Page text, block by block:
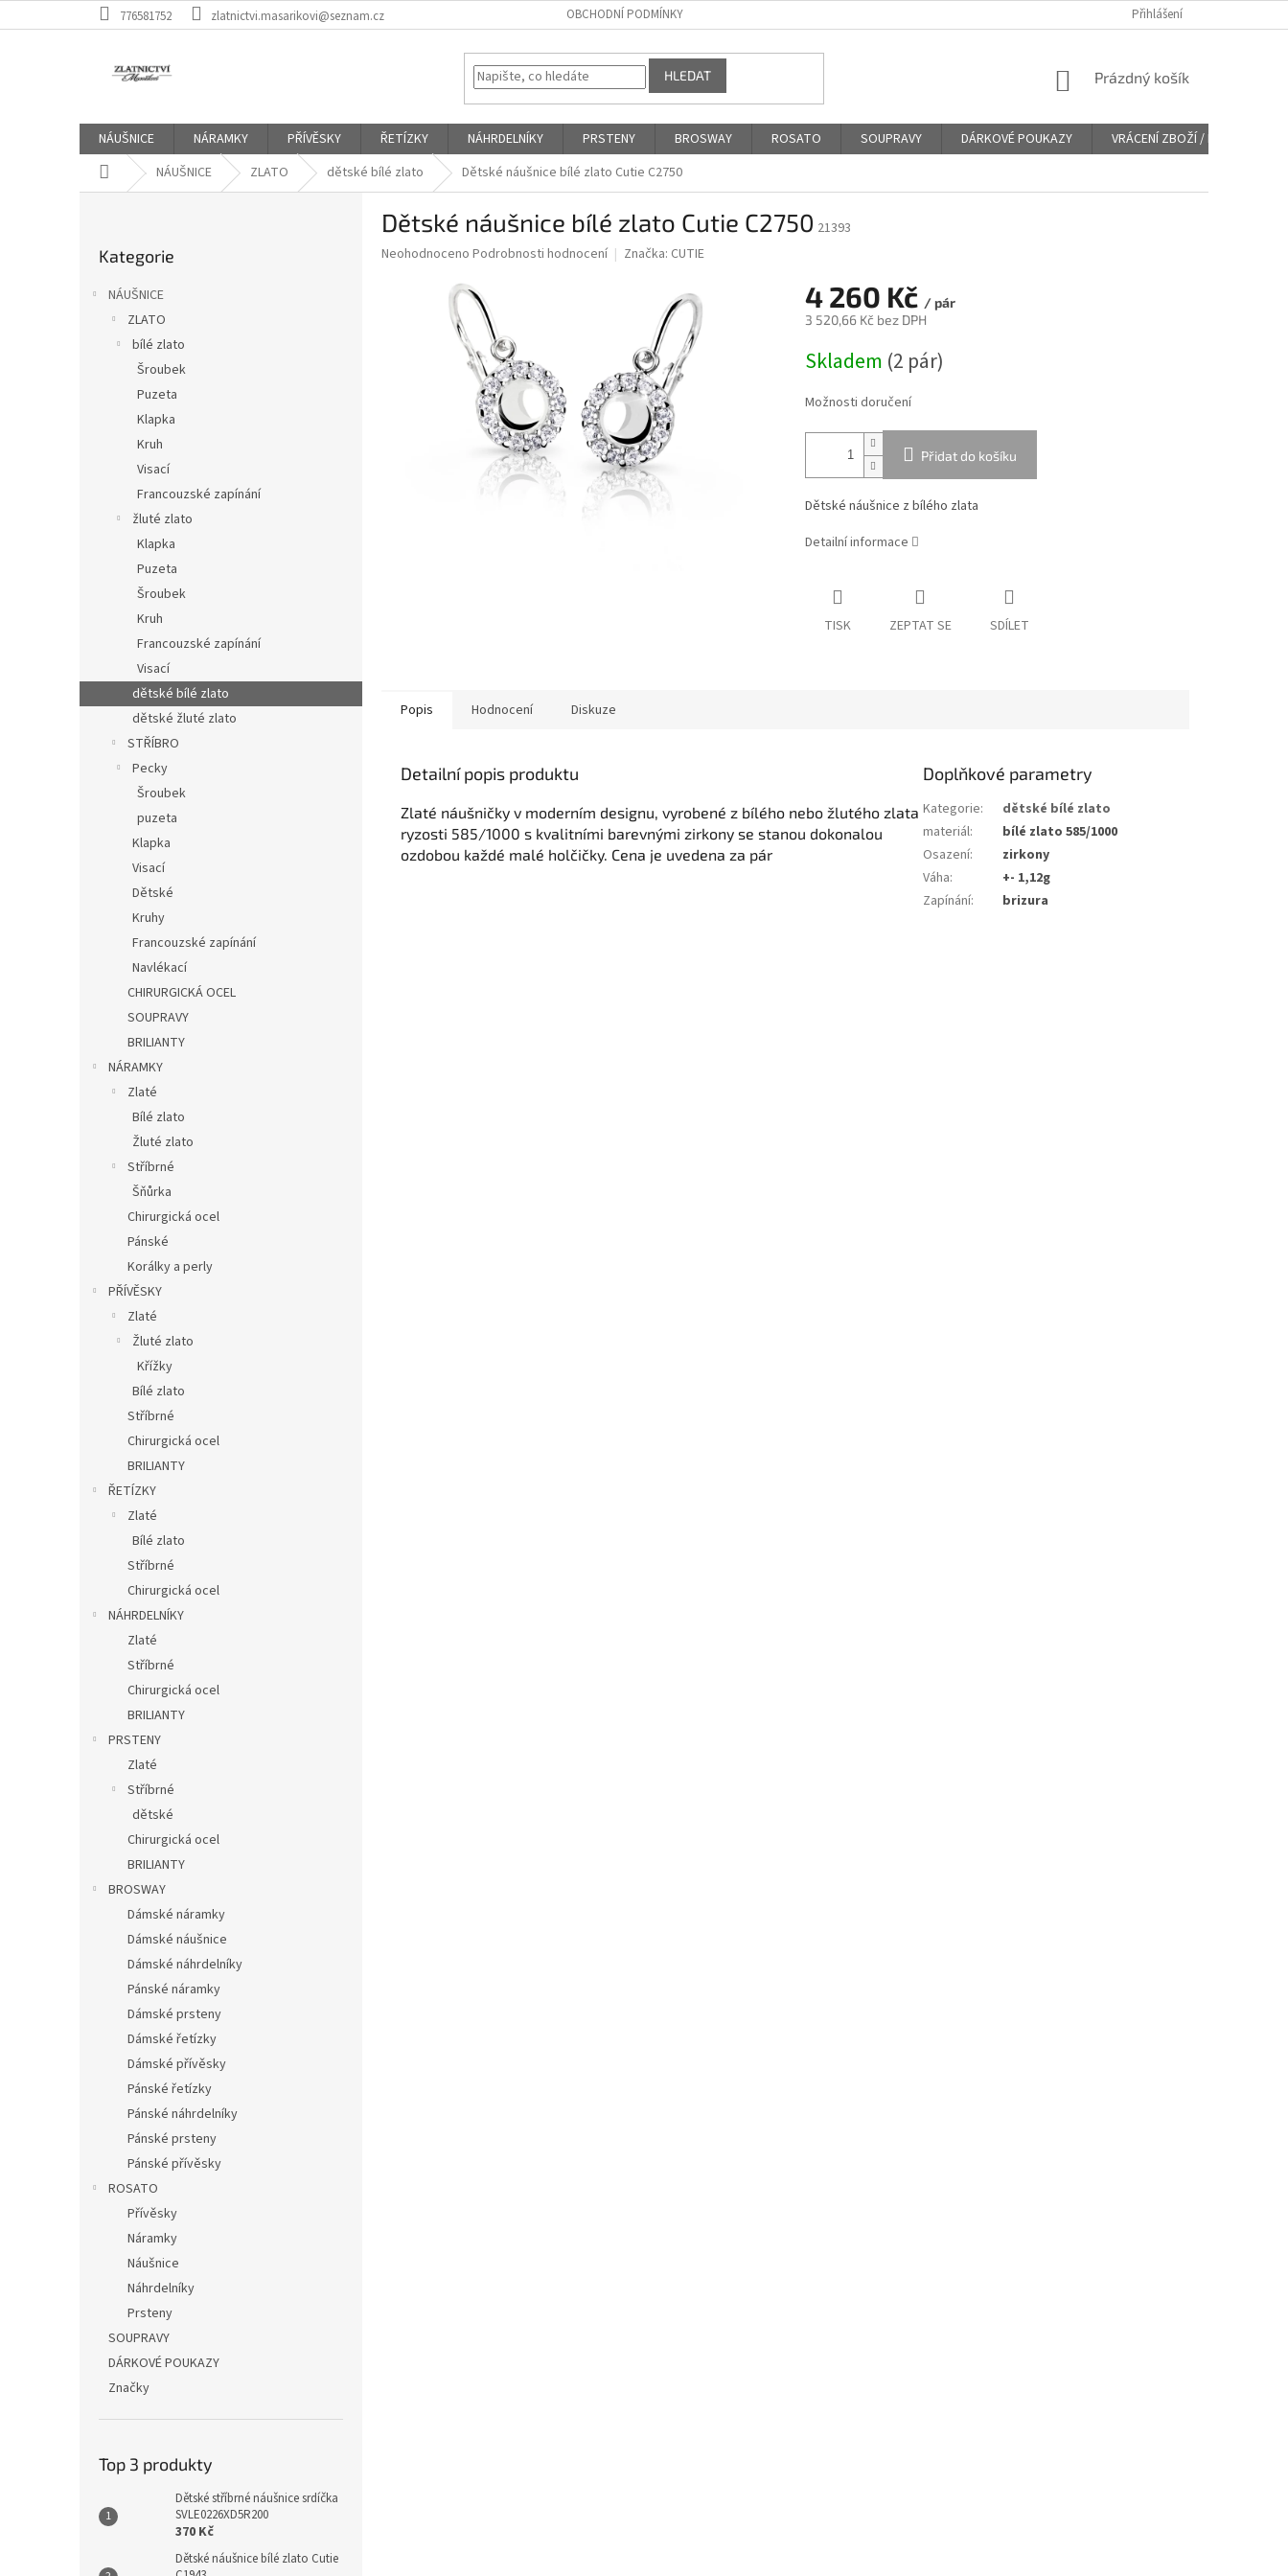
na
776581752 zlatnictvi.masarikovi@seznam.cz OBCHODNÍ PODMÍNKY Přihlášení
HLEDAT
NÁKUPNÍ
Prázdný košík
NÁUŠNICE NÁRAMKY PŘÍVĚSKY ŘETÍZKY NÁHRDELNÍKY PRSTENY BROSWAY ROSATO SOUPRAVY DÁRKOVÉ POUKAZY
VRÁCENÍ ZBOŽÍ / REKLAMACE
Domů NÁUŠNICE ZLATO dětské bílé zlato Dětské náušnice bílé zlato Cutie C2750
kategorie
Kategorie
NÁUŠNICE
ZLATO
bílé zlato
Šroubek
Puzeta
Klapka
Kruh
Visací
Francouzské zapínání
žluté zlato
Klapka
Puzeta
Šroubek
Kruh
Francouzské zapínání
Visací
dětské bílé zlato
dětské žluté zlato
STŘÍBRO
Pecky
Šroubek
puzeta
Klapka
Visací
Dětské
Kruhy
Francouzské zapínání
Navlékací
CHIRURGICKÁ OCEL
SOUPRAVY
BRILIANTY
NÁRAMKY
Zlaté
Bílé zlato
Žluté zlato
Stříbrné
Šňůrka
Chirurgická ocel
Pánské
Korálky a perly
PŘÍVĚSKY
Zlaté
Žluté zlato
Křížky
Bílé zlato
Stříbrné
Chirurgická ocel
BRILIANTY
ŘETÍZKY
Zlaté
Bílé zlato
Stříbrné
Chirurgická ocel
NÁHRDELNÍKY
Zlaté
Stříbrné
Chirurgická ocel
BRILIANTY
PRSTENY
Zlaté
Stříbrné
dětské
Chirurgická ocel
BRILIANTY
BROSWAY
Dámské náramky
Dámské náušnice
Dámské náhrdelníky
Pánské náramky
Dámské prsteny
Dámské řetízky
Dámské přívěsky
Pánské řetízky
Pánské náhrdelníky
Pánské prsteny
Pánské přívěsky
ROSATO
Přívěsky
Náramky
Náušnice
Náhrdelníky
Prsteny
SOUPRAVY
DÁRKOVÉ POUKAZY
Značky
Top 3 produkty
Dětské stříbrné náušnice srdíčka
SVLE0226XD5R200
370 Kč
Dětské náušnice bílé zlato Cutie
Dětské náušnice bílé zlato Cutie C2750 21393
Průměrné
Neohodnoceno Podrobnosti hodnocení Značka: CUTIE
4 260 Kč / pár
3 520,66 Kč bez DPH
cena:
Skladem (2 pár)
Možnosti doručení
Přidat do košíku
Dětské náušnice z bílého zlata
Detailní informace
TISK ZEPTAT SE SDÍLET
Popis Hodnocení Diskuze
Detailní popis produktu
Zlaté náušničky v moderním designu, vyrobené z bílého nebo žlutého zlata
ryzosti 585/1000 s kvalitními barevnými zirkony se stanou dokonalou
ozdobou každé malé holčičky. Cena je uvedena za pár
Doplňkové parametry
Kategorie:
dětské bílé zlato
materiál:
bílé zlato 585/1000
Osazení:
zirkony
Váha:
+- 1,12g
Zapínání: brizura